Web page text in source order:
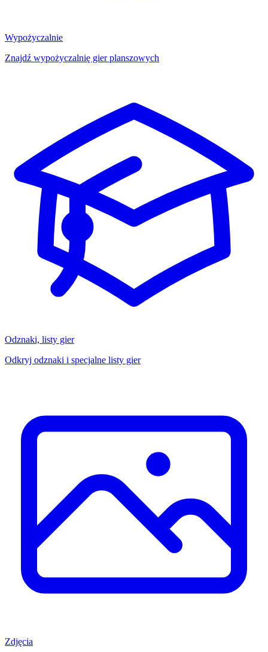
Wypożyczalnie
Znajdź wypożyczalnię gier planszowych
Odznaki, listy gier
Odkryj odznaki i specjalne listy gier
Zdjęcia